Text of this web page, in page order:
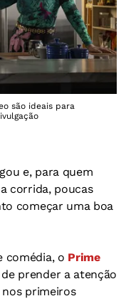
são ideais para
e, para quem
corrida, poucas
começar uma boa
comédia, o Prime
prender a atenção
primeiros